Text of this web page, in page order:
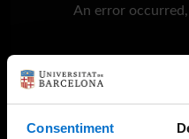
Consentiment
An error